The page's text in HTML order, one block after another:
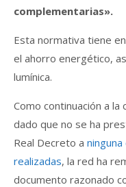
complementarias».
Esta normativa tiene
el ahorro energético,
lumínica.
Como continuación a
dado que no se ha
Real Decreto a
realizadas, la red ha
documento razonado